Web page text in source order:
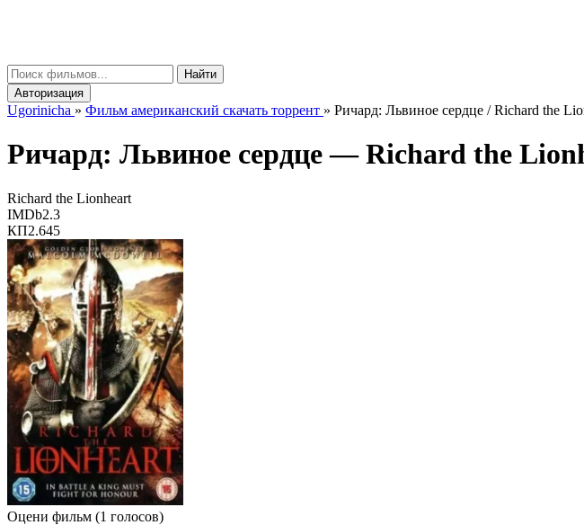
Найти
Авторизация
Ugorinicha » Фильм американский скачать торрент » Ричард: Львиное сердце / Richard the
Ричард: Львиное сердце —Richard the
Richard the Lionheart
IMDb2.3
КП2.645
Оцени фильм (1 голосов)